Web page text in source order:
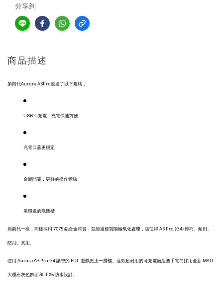
分享到
商品描述
第四代Aurora A3Pro改進了以下規格，
USB-C充電，充電快速方便
充電口蓋更穩定
金屬開關，更好的操作體驗
尾環處的氚瓶槽
與前代一樣，同樣採用 7075 鋁合金材質，並經過硬質陽極氧化處理，這使得 A3 Pro (G4) 輕巧、耐用、
防刮、實用。
使用 Aurora A3 Pro G4 讓您的 EDC 遊戲更上一層樓。這款超耐用的可充電鑰匙圈手電筒採用全新 MAO
大理石灰色飾面和 IPX6 防水設計。